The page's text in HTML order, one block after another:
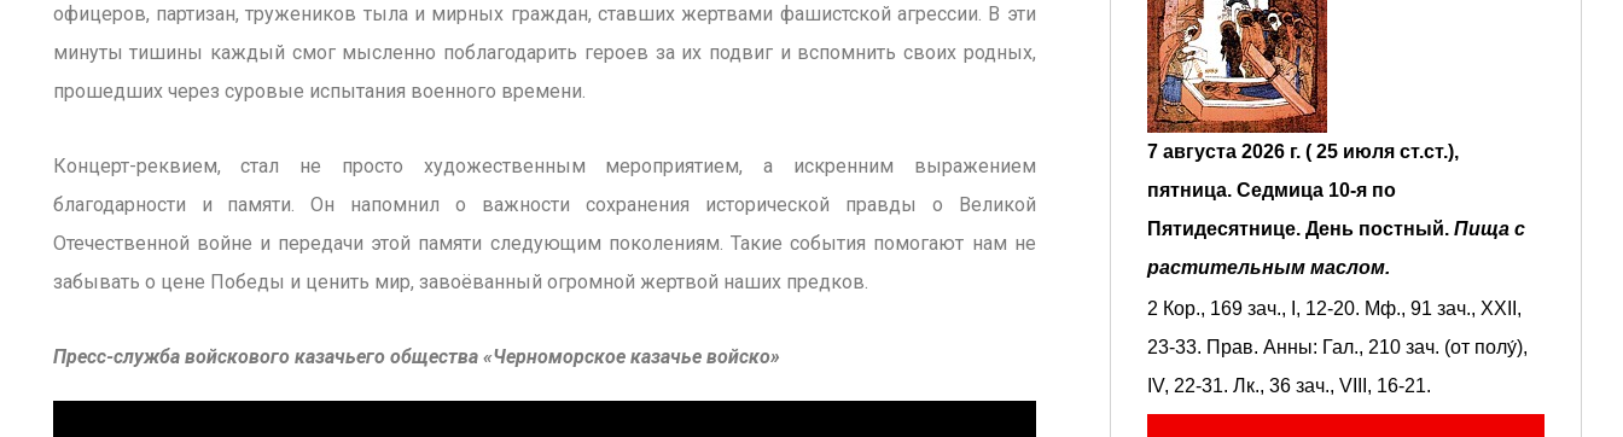
офицеров, партизан, тружеников тыла и мирных граждан, ставших жертвами фашистской агрессии. В эти
минуты тишины каждый смог мысленно поблагодарить героев за их подвиг и вспомнить своих родных,
прошедших через суровые испытания военного времени.
Концерт-реквием, стал не просто художественным мероприятием, а искренним выражением
благодарности и памяти. Он напомнил о важности сохранения исторической правды о Великой
Отечественной войне и передачи этой памяти следующим поколениям. Такие события помогают нам не
забывать о цене Победы и ценить мир, завоёванный огромной жертвой наших предков.
Пресс-служба войскового казачьего общества «Черноморское казачье войско»
7 августа 2026 г. ( 25 июля ст.ст.),
пятница. Седмица 10-я по
Пятидесятнице. День постный. Пища с
растительным маслом.
2 Кор., 169 зач., I, 12-20. Мф., 91 зач., XXII,
23-33. Прав. Анны: Гал., 210 зач. (от полу́),
IV, 22-31. Лк., 36 зач., VIII, 16-21.